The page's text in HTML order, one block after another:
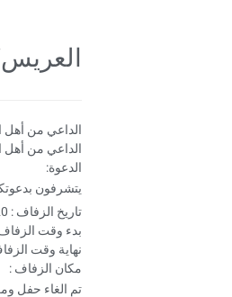
الداعي من أهل
الداعي من أهل
الدعوة:
يتشرفون
تاريخ الزفاف : 28/03/2020
بدء وقت الزفاف :
نهاية وقت الزفاف
مكان الزفاف :
تم الغاء حفل